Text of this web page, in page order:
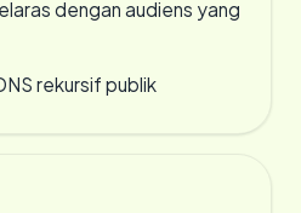
dengan audiens yang
rekursif publik